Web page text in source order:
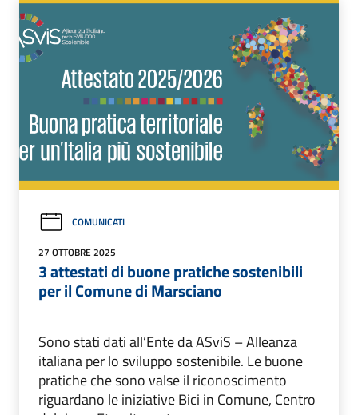
COMUNICATI
27 OTTOBRE 2025
3 attestati di buone pratiche sostenibili
per il Comune di Marsciano
Sono stati dati all’Ente da ASviS – Alleanza
italiana per lo sviluppo sostenibile. Le buone
pratiche che sono valse il riconoscimento
riguardano le iniziative Bici in Comune, Centro